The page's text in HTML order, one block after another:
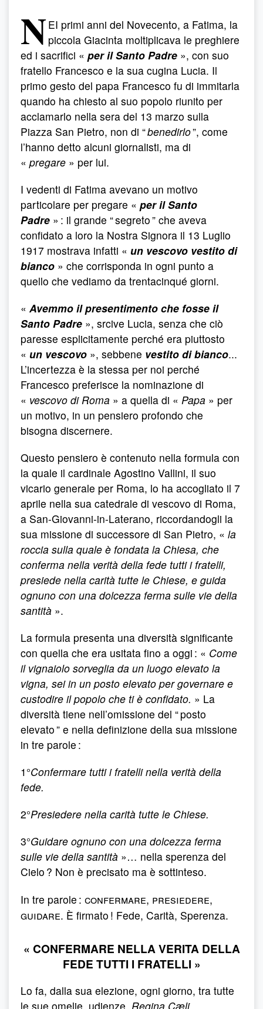
NEI primi anni del Novecento, a Fatima, la
piccola Giacinta moltiplicava le preghiere
ed i sacrifici « per il Santo Padre », con suo
fratello Francesco e la sua cugina Lucia. Il
primo gesto del papa Francesco fu di immitarla
quando ha chiesto al suo popolo riunito per
acclamarlo nella sera del 13 marzo sulla
Piazza San Pietro, non di “benedirlo”, come
l’hanno detto alcuni giornalisti, ma di
« pregare » per lui.
I vedenti di Fatima avevano un motivo
particolare per pregare « per il Santo
Padre » : il grande “ segreto ” che aveva
confidato a loro la Nostra Signora il 13 Luglio
1917 mostrava infatti « un vescovo vestito di
bianco » che corrisponda in ogni punto a
quello che vediamo da trentacinqué giorni.
« Avemmo il presentimento che fosse il
Santo Padre », srcive Lucia, senza che ciò
paresse esplicitamente perché era piuttosto
« un vescovo », sebbene vestito di bianco...
L’incertezza è la stessa per noi perché
Francesco preferisce la nominazione di
« vescovo di Roma » a quella di « Papa » per
un motivo, in un pensiero profondo che
bisogna discernere.
Questo pensiero è contenuto nella formula con
la quale il cardinale Agostino Vallini, il suo
vicario generale per Roma, lo ha accogliato il 7
aprile nella sua catedrale di vescovo di Roma,
a San-Giovanni-in-Laterano, riccordandogli la
sua missione di successore di San Pietro, « la
roccia sulla quale è fondata la Chiesa, che
conferma nella verità della fede tutti i fratelli,
presiede nella carità tutte le Chiese, e guida
ognuno con una dolcezza ferma sulle vie della
santità ».
La formula presenta una diversità significante
con quella che era usitata fino a oggi : « Come
il vignaiolo sorveglia da un luogo elevato la
vigna, sei in un posto elevato per governare e
custodire il popolo che ti è confidato. » La
diversità tiene nell’omissione del “ posto
elevato ” e nella definizione della sua missione
in tre parole :
1°Confermare tutti i fratelli nella verità della
fede.
2°Presiedere nella carità tutte le Chiese.
3°Guidare ognuno con una dolcezza ferma
sulle vie della santità »… nella sperenza del
Cielo ? Non è precisato ma è sottinteso.
In tre parole : confermare, presiedere,
guidare. È firmato ! Fede, Carità, Sperenza.
« CONFERMARE NELLA VERITA DELLA
FEDE TUTTI I FRATELLI »
Lo fa, dalla sua elezione, ogni giorno, tra tutte
le sue omelie, udienze, Regina Cæli.